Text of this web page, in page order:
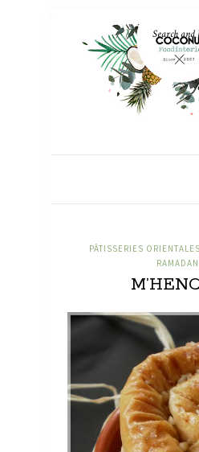
PÂTISSERIES ORIENTALES
RAMADAN